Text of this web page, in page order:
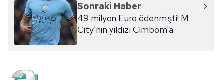
Sonraki Haber
49 milyon Euro ödenmişti! M.
City'nin yıldızı Cimbom'a